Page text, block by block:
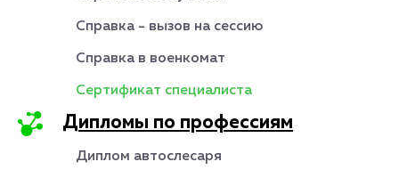
Справка - вызов на сессию
Справка в военкомат
Сертификат специалиста
Дипломы по профессиям
Диплом автослесаря